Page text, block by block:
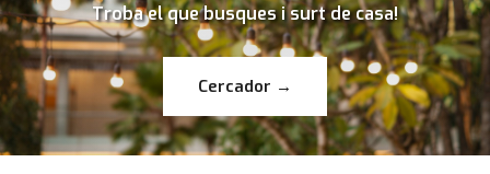
Troba el que busques i surt de casa!
Cercador →